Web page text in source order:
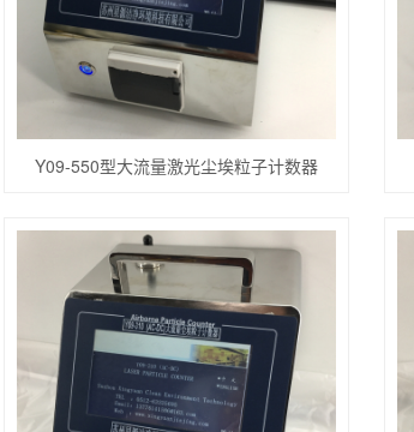
Y09-550型大流量激光尘埃粒子计数器